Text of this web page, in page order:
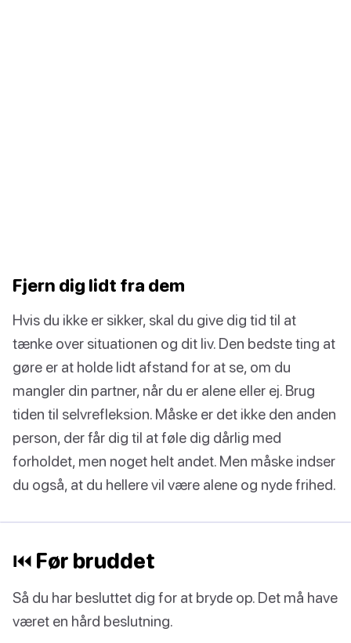
Fjern dig lidt fra dem
Hvis du ikke er sikker, skal du give dig tid til at
tænke over situationen og dit liv. Den bedste ting at
gøre er at holde lidt afstand for at se, om du
mangler din partner, når du er alene eller ej. Brug
tiden til selvrefleksion. Måske er det ikke den anden
person, der får dig til at føle dig dårlig med
forholdet, men noget helt andet. Men måske indser
du også, at du hellere vil være alene og nyde frihed.
⏮ Før bruddet
Så du har besluttet dig for at bryde op. Det må have
været en hård beslutning.